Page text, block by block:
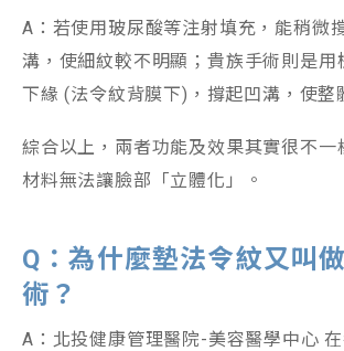
A：若使用玻尿酸等注射填充，能稍微
溝，使細紋較不明顯；貴族手術則是用
下緣 (法令紋背膜下)，撐起凹溝，使整
綜合以上，兩者功能及效果其實很不一
材料無法讓臉部「立體化」。
Q ：為什麼墊法令紋又叫
術？
A：北投健康管理醫院-美容醫學中心